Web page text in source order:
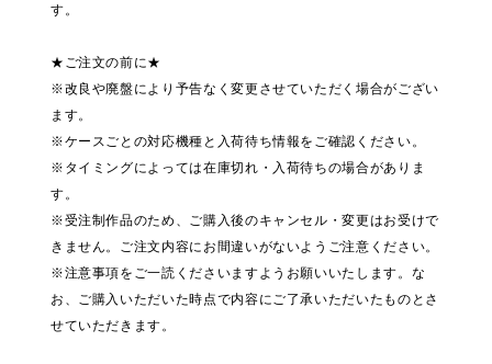
す。
★ご注文の前に★
※改良や廃盤により予告なく変更させていただく場合がござい
ます。
※ケースごとの対応機種と入荷待ち情報をご確認ください。
※タイミングによっては在庫切れ・入荷待ちの場合がありま
す。
※受注制作品のため、ご購入後のキャンセル・変更はお受けで
きません。ご注文内容にお間違いがないようご注意ください。
※注意事項をご一読くださいますようお願いいたします。な
お、ご購入いただいた時点で内容にご了承いただいたものとさ
せていただきます。